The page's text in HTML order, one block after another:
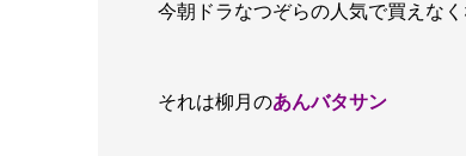
今朝ドラなつぞらの人気で買えな
それは柳月のあんバタサン